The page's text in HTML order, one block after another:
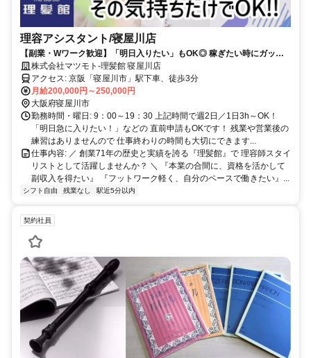
理容アシスタント/寝屋川店
【副業・Wワーク歓迎】「明日入りたい」もOK◎ 稼ぎたい時にガッツ
リ稼ぐ！子育て後の本格復帰も大歓迎！週2日～OK
株式会社マツモト-理髪館 寝屋川店
アクセス: 京阪「寝屋川市」駅下車、徒歩3分
月給200,000円～250,000円
大阪府寝屋川市
勤務時間・曜日: 9：00～19：30 上記時間で週2日／1日3h～OK！
「明日急に入りたい！」などの 直前申請もOKです！ 残業や営業後の
練習はありませんので 仕事終わりの時間も大切にできます...
仕事内容: ／ 創業71年の歴史と実績を誇る『理髪館』で 理容師スタイ
リストとして活躍しませんか？ ＼ 『本業の合間に、資格を活かして
副収入を得たい』 『フットワーク軽く、自分のペースで働きたい』...
シフト自由 残業なし 駅近5分以内
契約社員